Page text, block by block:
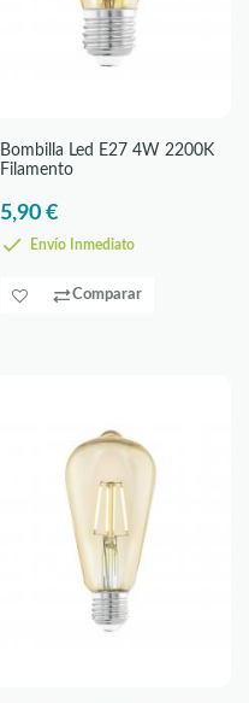
Bombilla Led E27 4W 2200K
Filamento
5,90 €
Envío Inmediato
Comparar